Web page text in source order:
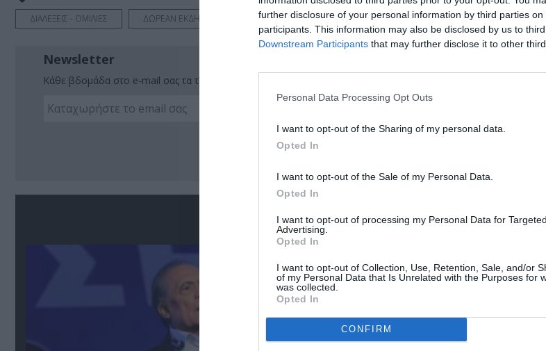
further disclosure of your personal information by third parties on
participants. This information may also be disclosed by us to
Downstream Participants that may further disclose it to other
Personal Data Processing Opt Outs
I want to opt-out of the Sharing of my personal data.
Opted In
I want to opt-out of the Sale of my Personal Data.
Opted In
I want to opt-out of processing my Personal Data for Targeted
Advertising.
Opted In
I want to opt-out of Collection, Use, Retention, Sale, and/or
of my Personal Data that Is Unrelated with the Purposes for
was collected.
Opted In
CONFIRM
ΔΙΑΛΕΞΕΙΣ - ΟΜΙΛΙΕΣ ΔΩΡΕΑΝ ΕΚΔΗΛΩΣΕΙΣ
Newsletter
Κάθε βδομάδα στο e-mail σας τα τελευταία νέα για την Τέχνη και τον Πολιτισμό!
Ακολουθήστε το Culturenow.gr
Σχετικά Άρθρα